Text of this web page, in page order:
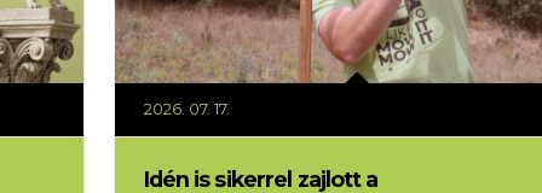
2026. 07. 17.
Idén is sikerrel zajlott a